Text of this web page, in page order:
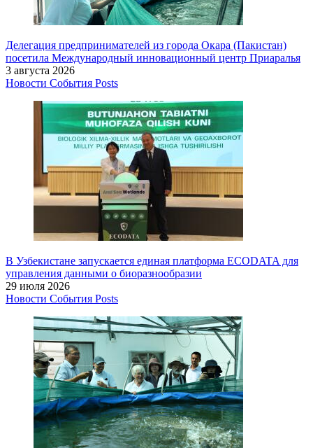
Делегация предпринимателей из города Окара (Пакистан)
посетила Международный инновационный центр Приаралья
3 августа 2026
Новости События Posts
В Узбекистане запускается единая платформа ECODATA для
управления данными о биоразнообразии
29 июля 2026
Новости События Posts